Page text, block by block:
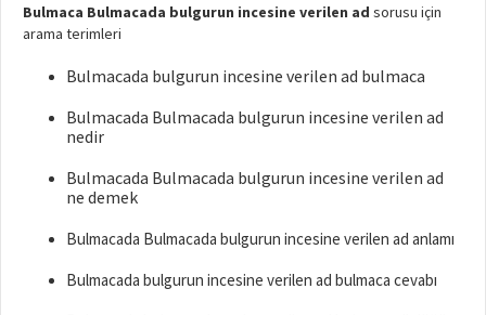
Bulmaca Bulmacada bulgurun incesine verilen ad sorusu için
arama terimleri
Bulmacada bulgurun incesine verilen ad bulmaca
Bulmacada Bulmacada bulgurun incesine verilen ad
nedir
Bulmacada Bulmacada bulgurun incesine verilen ad
ne demek
Bulmacada Bulmacada bulgurun incesine verilen ad anlamı
Bulmacada bulgurun incesine verilen ad bulmaca cevabı